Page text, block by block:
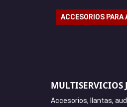
ACCESORIOS PARA
MULTISERVICIOS
Accesorios, llantas,